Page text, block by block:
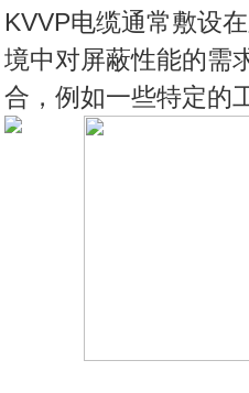
KVVP电缆通常敷设
境中对屏蔽性能的需
合，例如一些特定的